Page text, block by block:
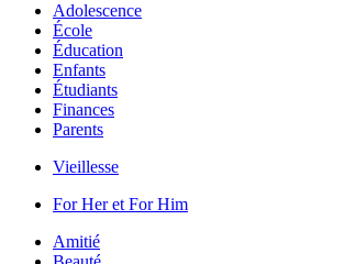
Adolescence
École
Éducation
Enfants
Étudiants
Finances
Parents
Vieillesse
For Her et For Him
Amitié